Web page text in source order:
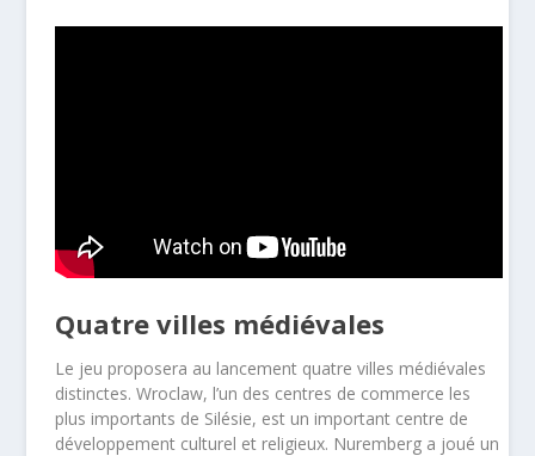
Quatre villes médiévales
Le jeu proposera au lancement quatre villes médiévales
distinctes. Wroclaw, l’un des centres de commerce les
plus importants de Silésie, est un important centre de
développement culturel et religieux. Nuremberg a joué un